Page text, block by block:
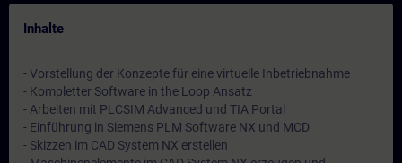
Inhalte
- Vorstellung der Konzepte für eine virtuelle Inbetriebnahme
- Kompletter Software in the Loop Ansatz
- Arbeiten mit PLCSIM Advanced und TIA Portal
- Einführung in Siemens PLM Software NX und MCD
- Skizzen im CAD System NX erstellen